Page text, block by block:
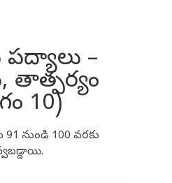
పద్యాలు –
తాత్పర్యం
10)
నుండి 100 వరకు